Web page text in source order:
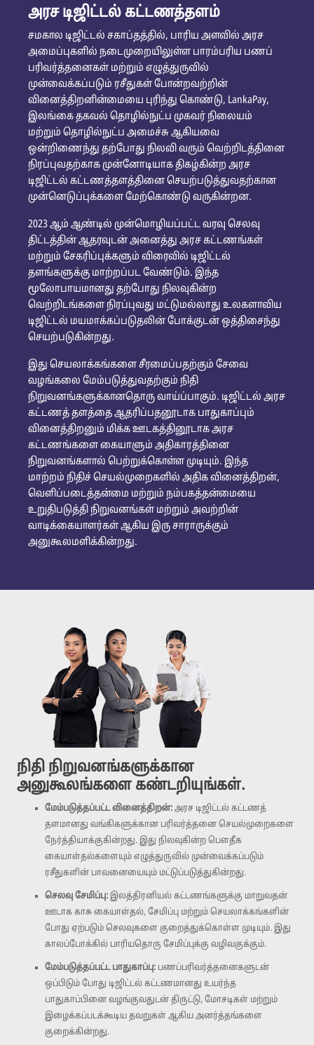
அரச டிஜிட்டல் கட்டணத்தளம்
சமகால டிஜிட்டல் சகாப்தத்தில், பாரிய அளவில் அரச
அமைப்புகளில் நடைமுறையிலுள்ள பாரம்பரிய பணப்
பரிவர்த்தனைகள் மற்றும் எழுத்துருவில்
முன்வைக்கப்படும் ரசீதுகள் போன்றவற்றின்
வினைத்திறனின்மையை புரிந்து கொண்டு, LankaPay,
இலங்கை தகவல் தொழில்நுட்ப முகவர் நிலையம்
மற்றும் தொழில்நுட்ப அமைச்சு ஆகியவை
ஒன்றிணைந்து தற்போது நிலவி வரும் வெற்றிடத்தினை
நிரப்புவதற்காக முன்னோடியாக திகழ்கின்ற அரச
டிஜிட்டல் கட்டணத்தளத்தினை செயற்படுத்துவதற்கான
முன்னெடுப்புக்களை மேற்கொண்டு வருகின்றன.
2023 ஆம் ஆண்டில் முன்மொழியப்பட்ட வரவு செலவு
திட்டத்தின் ஆதரவுடன் அனைத்து அரச கட்டணங்கள்
மற்றும் சேகரிப்புக்களும் விரைவில் டிஜிட்டல்
தளங்களுக்கு மாற்றப்பட வேண்டும். இந்த
மூலோபாயமானது தற்போது நிலவுகின்ற
வெற்றிடங்களை நிரப்புவது மட்டுமல்லாது உலகளாவிய
டிஜிட்டல் மயமாக்கப்படுதலின் போக்குடன் ஒத்திசைந்து
செயற்படுகின்றது.
இது செயலாக்கங்களை சீரமைப்பதற்கும் சேவை
வழங்கலை மேம்படுத்துவதற்கும் நிதி
நிறுவனங்களுக்கானதொரு வாய்ப்பாகும். டிஜிட்டல் அரச
கட்டணத் தளத்தை ஆதரிப்பதனூடாக பாதுகாப்பும்
வினைத்திறனும் மிக்க ஊடகத்தினூடாக அரச
கட்டணங்களை கையாளும் அதிகாரத்தினை
நிறுவனங்களால் பெற்றுக்கொள்ள முடியும். இந்த
மாற்றம் நிதிச் செயல்முறைகளில் அதிக வினைத்திறன்,
வெளிப்படைத்தன்மை மற்றும் நம்பகத்தன்மையை
உறுதிபடுத்தி நிறுவனங்கள் மற்றும் அவற்றின்
வாடிக்கையாளர்கள் ஆகிய இரு சாராருக்கும்
அனுகூலமளிக்கின்றது.
நிதி நிறுவனங்களுக்கான
அனுகூலங்களை கண்டறியுங்கள்.
மேம்படுத்தப்பட்ட வினைத்திறன்:அரச டிஜிட்டல் கட்டணத்
தளமானது வங்கிகளுக்கான பரிவர்த்தனை செயல்முறைகளை
நேர்த்தியாக்குகின்றது. இது நிலவுகின்ற பௌதீக
கையாள்தல்களையும் எழுத்துருவில் முன்வைக்கப்படும்
ரசீதுகளின் பாவனையையும் மட்டுப்படுத்துகின்றது.
செலவு சேமிப்பு:இலத்திரனியல் கட்டணங்களுக்கு மாறுவதன்
ஊடாக காசு கையாள்தல், சேமிப்பு மற்றும் செயலாக்கங்களின்
போது ஏற்படும் செலவுகளை குறைத்துக்கொள்ள முடியும். இது
காலப்போக்கில் பாரியதொரு சேமிப்புக்கு வழிவகுக்கும்.
மேம்படுத்தப்பட்ட பாதுகாப்பு: பணப்பரிவர்த்தனைகளுடன்
ஒப்பிடும் போது டிஜிட்டல் கட்டணமானது உயர்ந்த
பாதுகாப்பினை வழங்குவதுடன் திருட்டு, மோசடிகள் மற்றும்
இழைக்கப்படக்கூடிய தவறுகள் ஆகிய அனர்த்தங்களை
குறைக்கின்றது.